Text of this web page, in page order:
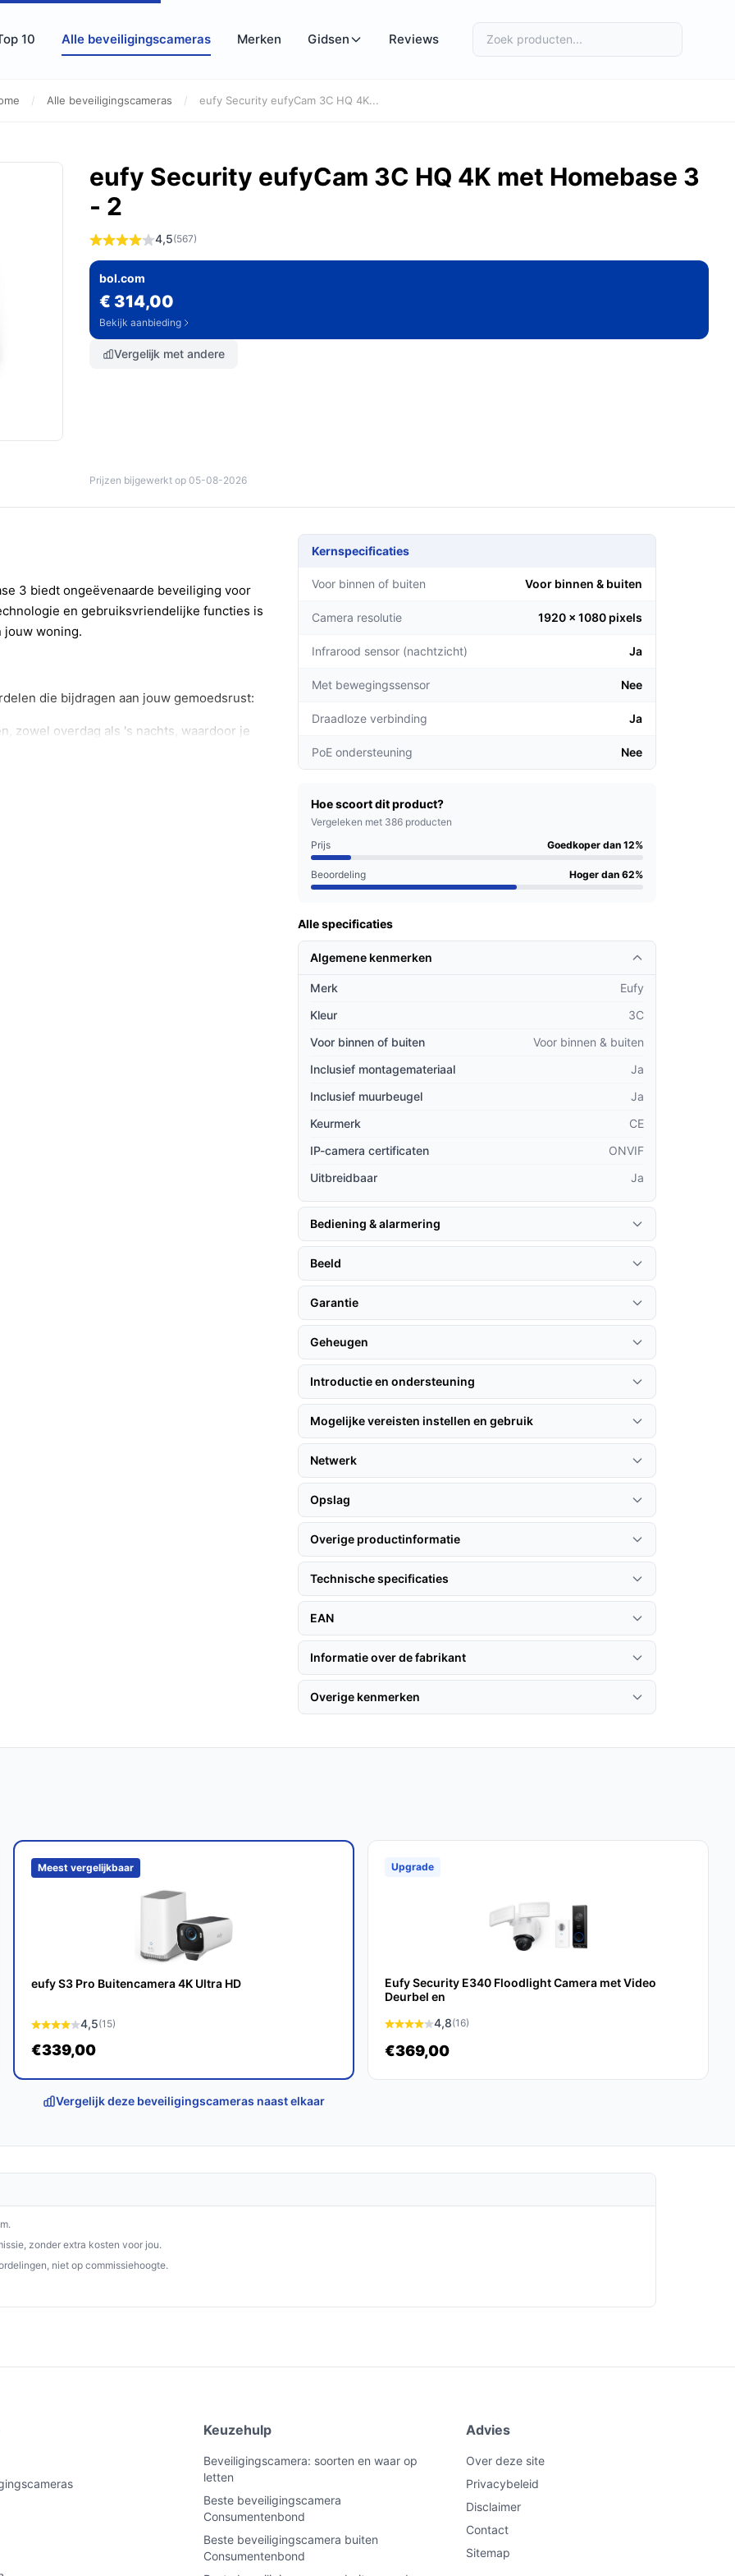
10 Alle beveiligingscameras Merken Gidsen Reviews
/ Alle beveiligingscameras / eufy Security eufyCam 3C HQ 4K...
eufy Security eufyCam 3C HQ 4K met Homebase 3
- 2
4,5(567)
bol.com
€ 314,00
Bekijk aanbieding
Vergelijk met andere
Prijzen bijgewerkt op 05-08-2026
3 biedt ongeëvenaarde beveiliging voor
en gebruiksvriendelijke functies is
jouw woning.
die bijdragen aan jouw gemoedsrust:
zowel overdag als 's nachts, waardoor je
combinatie van beeldkwaliteit,
het een slimme keuze voor iedereen
en vergelijk prijzen op
past bij jouw behoeften!
Kernspecificaties
Voor binnen of buiten Voor binnen & buiten
Camera resolutie 1920 x 1080 pixels
Infrarood sensor (nachtzicht) Ja
Met bewegingssensor Nee
Draadloze verbinding Ja
PoE ondersteuning Nee
Hoe scoort dit product?
Vergeleken met 386 producten
Prijs
Goedkoper dan 12%
Beoordeling Hoger dan 62%
Alle specificaties
Algemene kenmerken
Merk
Eufy
Kleur
3C
Voor binnen of buiten
Voor binnen & buiten
Inclusief montagemateriaal
Ja
Inclusief muurbeugel
Ja
Keurmerk
CE
IP-camera certificaten
ONVIF
Uitbreidbaar
Ja
Bediening & alarmering
Beeld
Garantie
Geheugen
Introductie en ondersteuning
Mogelijke vereisten instellen en gebruik
Netwerk
Opslag
Overige productinformatie
Technische specificaties
EAN
Informatie over de fabrikant
Overige kenmerken
Meest vergelijkbaar
eufy S3 Pro Buitencamera 4K Ultra HD
4,5(15)
€339,00
Upgrade
Eufy Security E340 Floodlight Camera met Video
Deurbel en
4,8(16)
€369,00
Vergelijk deze beveiligingscameras naast elkaar
zonder extra kosten voor jou.
niet op commissiehoogte.
Keuzehulp
Beveiligingscamera: soorten en waar op
letten
Beste beveiligingscamera
Consumentenbond
Beste beveiligingscamera buiten
Consumentenbond
Advies
Over deze site
Privacybeleid
Disclaimer
Contact
Sitemap